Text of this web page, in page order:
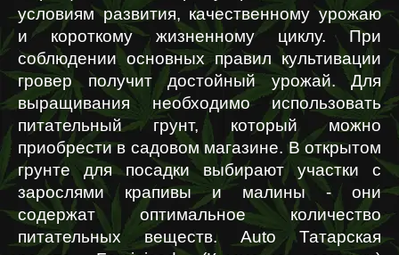
условиям развития, качественному урожаю
и короткому жизненному циклу. При
соблюдении основных правил культивации
гровер получит достойный урожай. Для
выращивания необходимо использовать
питательный грунт, который можно
приобрести в садовом магазине. В открытом
грунте для посадки выбирают участки с
зарослями крапивы и малины - они
содержат оптимальное количество
питательных веществ. Auto Татарская